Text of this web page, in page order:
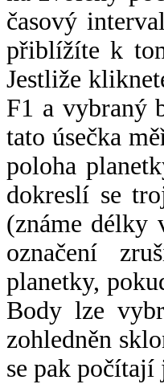
časový
přiblížíte k
Jestliže
F1 a vybraný
tato úsečka
poloha
dokreslí se
(známe délky
označení
planetky,
Body lze
zohledněn
se pak